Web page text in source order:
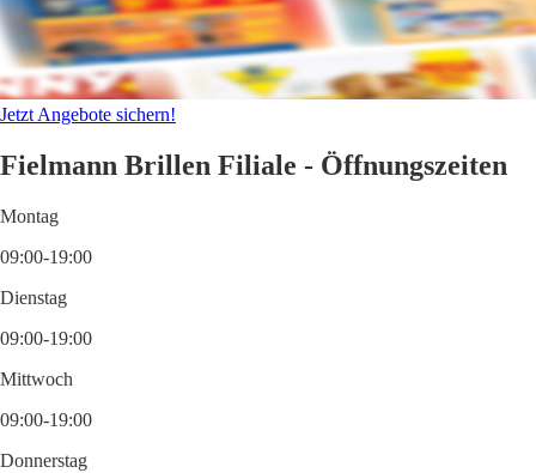
Jetzt Angebote sichern!
Fielmann Brillen Filiale - Öffnungszeiten
Montag
09:00-19:00
Dienstag
09:00-19:00
Mittwoch
09:00-19:00
Donnerstag